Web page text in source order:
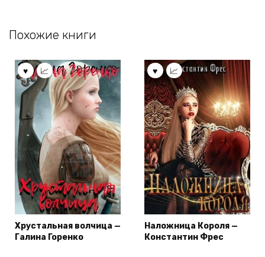
Похожие книги
Хрустальная волчица —
Галина Горенко
Наложница Короля —
Константин Фрес